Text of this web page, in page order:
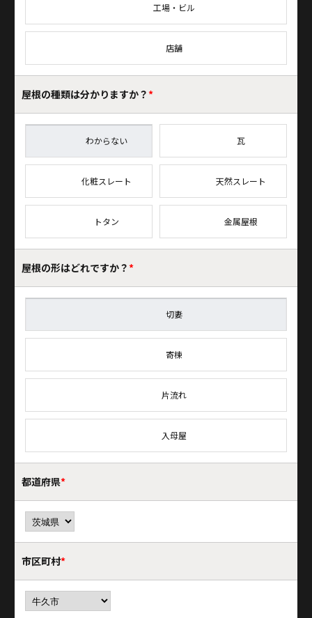
工場・ビル
店舗
屋根の種類は分かりますか？*
わからない 瓦
化粧スレート 天然スレート
トタン 金属屋根
屋根の形はどれですか？*
切妻
寄棟
片流れ
入母屋
都道府県*
市区町村*